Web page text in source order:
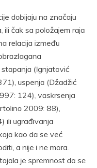
dobijaju na značaju
ili čak sa položajem raja
relacija između
(Ignjatović
uspenja (Džadžić
124), vaskrsenja
2009: 88),
ili ugrađivanja
kao da se već
a nije i ne mora.
je spremnost da se